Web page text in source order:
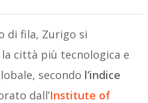
di fila, Zurigo si
città più tecnologica e
secondo l’indice
dall’Institute of